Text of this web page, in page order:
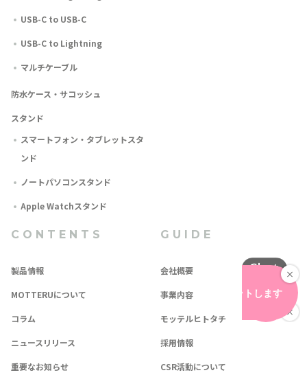
USB-C to USB-C
USB-C to Lightning
マルチケーブル
防水ケース・サコッシュ
スタンド
スマートフォン・タブレットスタ
ンド
ノートパソコンスタンド
Apple Watchスタンド
CONTENTS
製品情報
MOTTERUについて
コラム
ニュースリリース
重要なお知らせ
GUIDE
会社概要
事業内容
モッテルヒトタチ
採用情報
CSR活動について